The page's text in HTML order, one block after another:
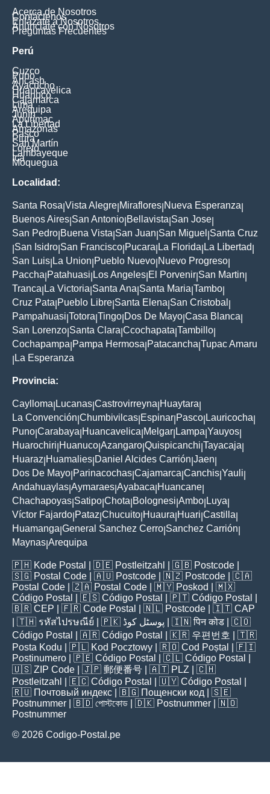
Acerca de Nosotros
Contáctenos
Enlázate a Nosotros
Anúnciate con Nosotros
Preguntas Frecuentes
Perú
Cuzco
Puno
Ancash
Ayacucho
Huancavelica
Huanuco
Cajamarca
Lima
Arequipa
Junín
Apurimac
La Libertad
Amazonas
Pasco
Piura
San Martín
Loreto
Lambayeque
Ica
Moquegua
Localidad:
Santa Rosa Vista Alegre Miraflores Nueva Esperanza
Buenos Aires San Antonio Bellavista San Jose
San Pedro Buena Vista San Juan San Miguel Santa Cruz
San Isidro San Francisco Pucara La Florida La Libertad
San Luis La Union Pueblo Nuevo Nuevo Progreso
Paccha Patahuasi Los Angeles El Porvenir San Martin
Tranca La Victoria Santa Ana Santa Maria Tambo
Cruz Pata Pueblo Libre Santa Elena San Cristobal
Pampahuasi Totora Tingo Dos De Mayo Casa Blanca
San Lorenzo Santa Clara Ccochapata Tambillo
Cochapampa Pampa Hermosa Patacancha Tupac Amaru
La Esperanza
Provincia:
Caylloma Lucanas Castrovirreyna Huaytara
La Convención Chumbivilcas Espinar Pasco Lauricocha
Puno Carabaya Huancavelica Melgar Lampa Yauyos
Huarochiri Huanuco Azangaro Quispicanchi Tayacaja
Huaraz Huamalies Daniel Alcides Carrión Jaen
Dos De Mayo Parinacochas Cajamarca Canchis Yauli
Andahuaylas Aymaraes Ayabaca Huancane
Chachapoyas Satipo Chota Bolognesi Ambo Luya
Víctor Fajardo Pataz Chucuito Huaura Huari Castilla
Huamanga General Sanchez Cerro Sanchez Carrión
Maynas Arequipa
🇵🇭 Kode Postal | 🇩🇪 Postleitzahl | 🇬🇧 Postcode
🇸🇬 Postal Code | 🇦🇺 Postcode | 🇳🇿 Postcode | 🇨🇦
Postal Code | 🇿🇦 Postal Code | 🇲🇾 Poskod
| 🇲🇽
Código Postal
| 🇪🇸 Código Postal | 🇵🇹 Código Postal
🇧🇷 CEP | 🇫🇷 Code Postal | 🇳🇱 Postcode | 🇮🇹 CAP
| 🇹🇭 รหัสไปรษณีย์ | 🇵🇰 پوسٹل کوڈ | 🇮🇳पिन कोड | 🇨🇴
Código Postal
| 🇦🇷 Código Postal | 🇰🇷 우편번호
| 🇹🇷
Posta Kodu | 🇵🇱 Kod Pocztowy | 🇷🇴 Cod Poștal
| 🇫🇮
Postinumero | 🇵🇪 Código Postal | 🇨🇱 Código Postal
🇺🇸 ZIP Code | 🇯🇵 郵便番号 | 🇦🇹 PLZ | 🇨🇭
Postleitzahl
| 🇪🇨 Código Postal | 🇺🇾 Código Postal
🇷🇺 Почтовый индекс | 🇧🇬 Пощенски код | 🇸🇪
Postnummer | 🇧🇩 পোস্টকোড | 🇩🇰 Postnummer | 🇳🇴
Postnummer
© 2026 Codigo-Postal.pe